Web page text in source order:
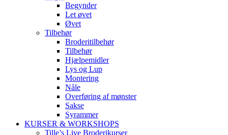
Begynder
Let øvet
Øvet
Tilbehør
Broderitilbehør
Tilbehør
Hjælpemidler
Lys og Lup
Montering
Nåle
Overføring af mønster
Sakse
Syrammer
KURSER & WORKSHOPS
Tille’s Live Broderikurser